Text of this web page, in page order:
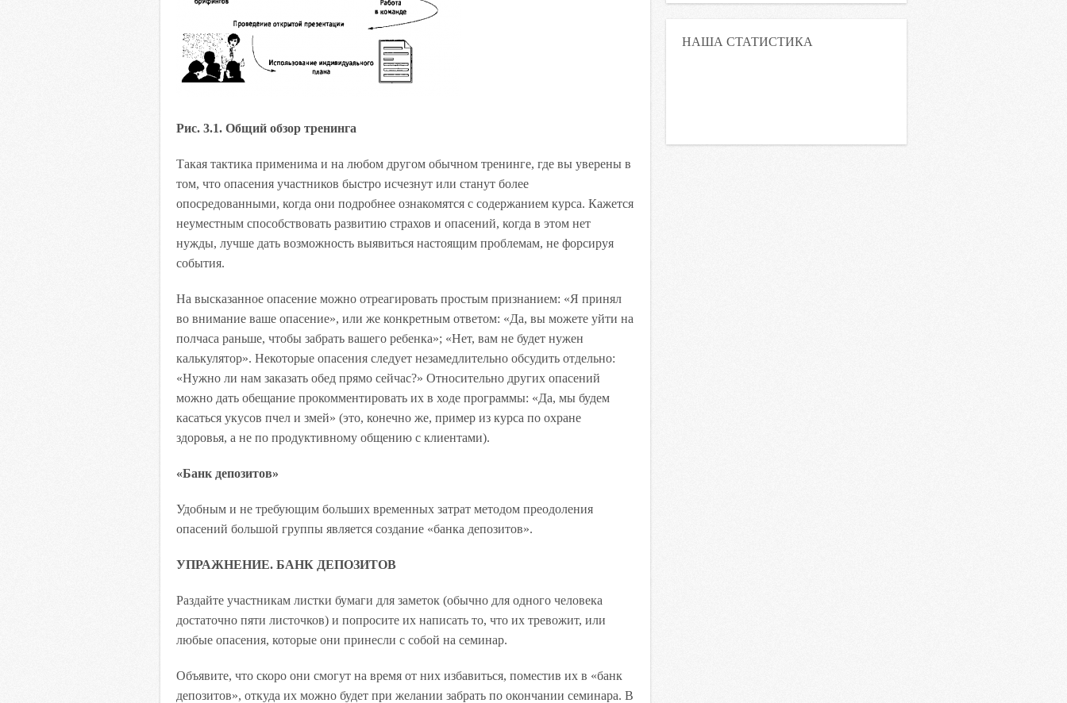
Рис. 3.1. Общий обзор тренинга
Такая тактика применима и на любом другом обычном тренинге, где вы уверены в
том, что опасения участников быстро исчезнут или станут более
опосредованными, когда они подробнее ознакомятся с содержанием курса. Кажется
неуместным способствовать развитию страхов и опасений, когда в этом нет
нужды, лучше дать возможность выявиться настоящим проблемам, не форсируя
события.
На высказанное опасение можно отреагировать простым признанием: «Я принял
во внимание ваше опасение», или же конкретным ответом: «Да, вы можете уйти на
полчаса раньше, чтобы забрать вашего ребенка»; «Нет, вам не будет нужен
калькулятор». Некоторые опасения следует незамедлительно обсудить отдельно:
«Нужно ли нам заказать обед прямо сейчас?» Относительно других опасений
можно дать обещание прокомментировать их в ходе программы: «Да, мы будем
касаться укусов пчел и змей» (это, конечно же, пример из курса по охране
здоровья, а не по продуктивному общению с клиентами).
«Банк депозитов»
Удобным и не требующим больших временных затрат методом преодоления
опасений большой группы является создание «банка депозитов».
УПРАЖНЕНИЕ. БАНК ДЕПОЗИТОВ
Раздайте участникам листки бумаги для заметок (обычно для одного человека
достаточно пяти листочков) и попросите их написать то, что их тревожит, или
любые опасения, которые они принесли с собой на семинар.
Объявите, что скоро они смогут на время от них избавиться, поместив их в «банк
депозитов», откуда их можно будет при желании забрать по окончании семинара. В
НАША СТАТИСТИКА